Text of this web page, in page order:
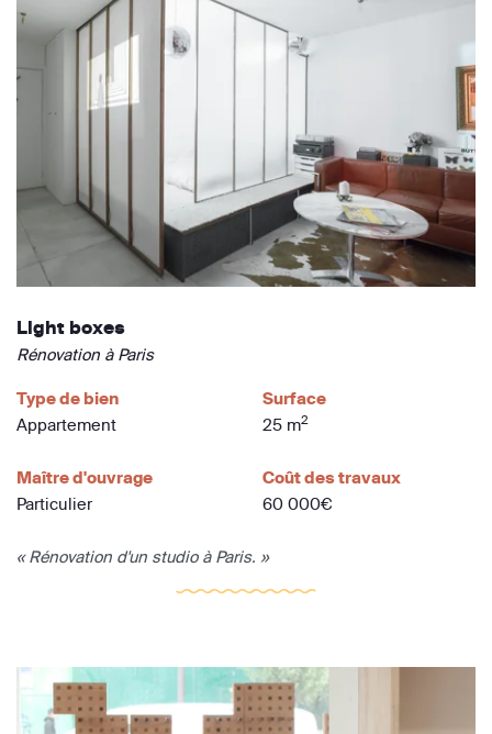
Light boxes
Rénovation à Paris
Type de bien
Appartement
Surface
25 m2
Maître d'ouvrage
Particulier
Coût des travaux
60 000€
« Rénovation d'un studio à Paris. »